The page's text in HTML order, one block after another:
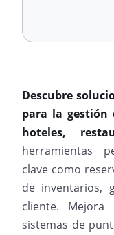
Descubre
para la gestión
hoteles,
herramientas
clave como
de inventarios,
cliente. Mejora
sistemas de